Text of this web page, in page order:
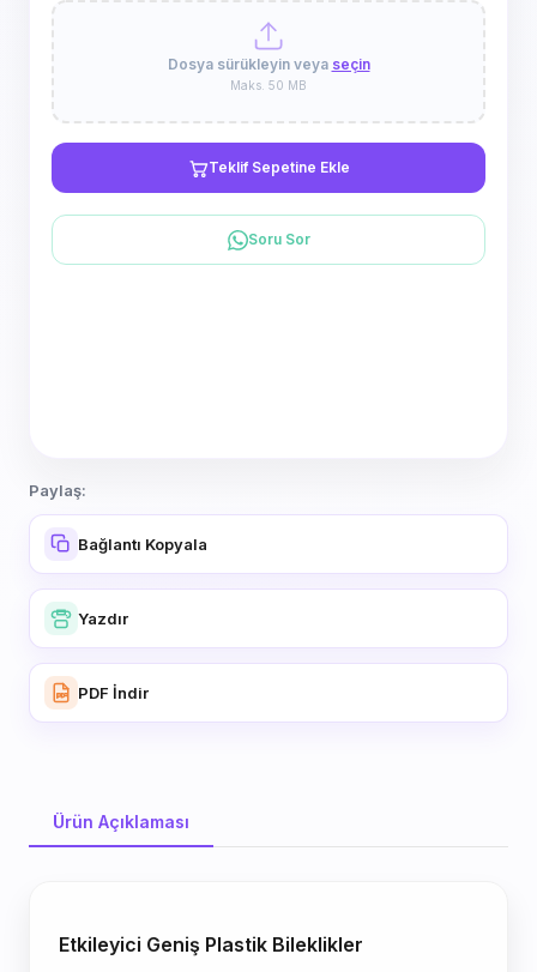
Dosya sürükleyin veya seçin
Maks. 50 MB
Teklif Sepetine Ekle
Soru Sor
Paylaş:
Bağlantı Kopyala
Yazdır
PDF İndir
Ürün Açıklaması
Etkileyici Geniş Plastik Bileklikler